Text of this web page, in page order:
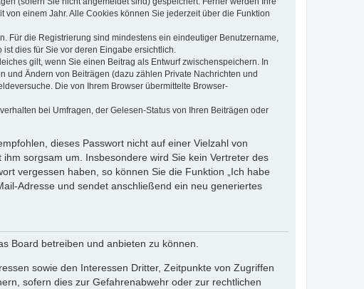
einem Jahr. Alle Cookies können Sie jederzeit über die Funktion
die Registrierung sind mindestens ein eindeutiger Benutzername,
dies für Sie vor deren Eingabe ersichtlich.
gilt, wenn Sie einen Beitrag als Entwurf zwischenspeichern. In
und Ändern von Beiträgen (dazu zählen Private Nachrichten und
Die von Ihrem Browser übermittelte Browser-
bei Umfragen, der Gelesen-Status von Ihren Beiträgen oder
dieses Passwort nicht auf einer Vielzahl von
sorgsam um. Insbesondere wird Sie kein Vertreter des
vergessen haben, so können Sie die Funktion „Ich habe
Adresse und sendet anschließend ein neu generiertes
Board betreiben und anbieten zu können.
sowie den Interessen Dritter, Zeitpunkte von Zugriffen
sofern dies zur Gefahrenabwehr oder zur rechtlichen